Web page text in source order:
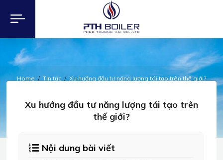
Home Tin tức Xu hướng đầu tư năng lượng tái tạo trên thế giới?
TIN TỨC
Xu hướng đầu tư năng lượng tái tạo trên
thế giới?
Nội dung bài viết